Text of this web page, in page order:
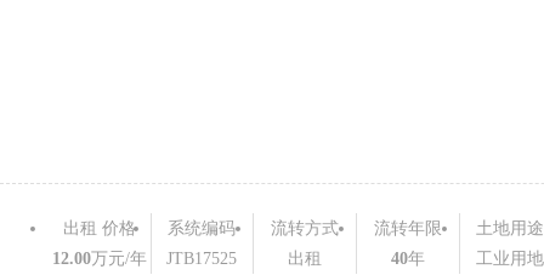
出租 价格
12.00万元/年
系统编码
JTB17525
流转方式
出租
流转年限
40年
土地用途
工业用地